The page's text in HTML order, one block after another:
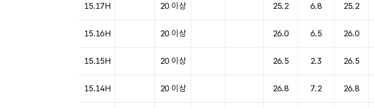
15.17H 20 이상 25.2 6.8 25.2
15.16H 20 이상 26.0 6.5 26.0
15.15H 20 이상 26.5 2.3 26.5
15.14H 20 이상 26.8 7.2 26.8